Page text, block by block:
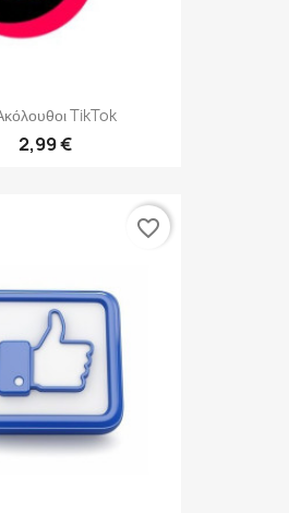
TikTok
2,99 €
favorite_border